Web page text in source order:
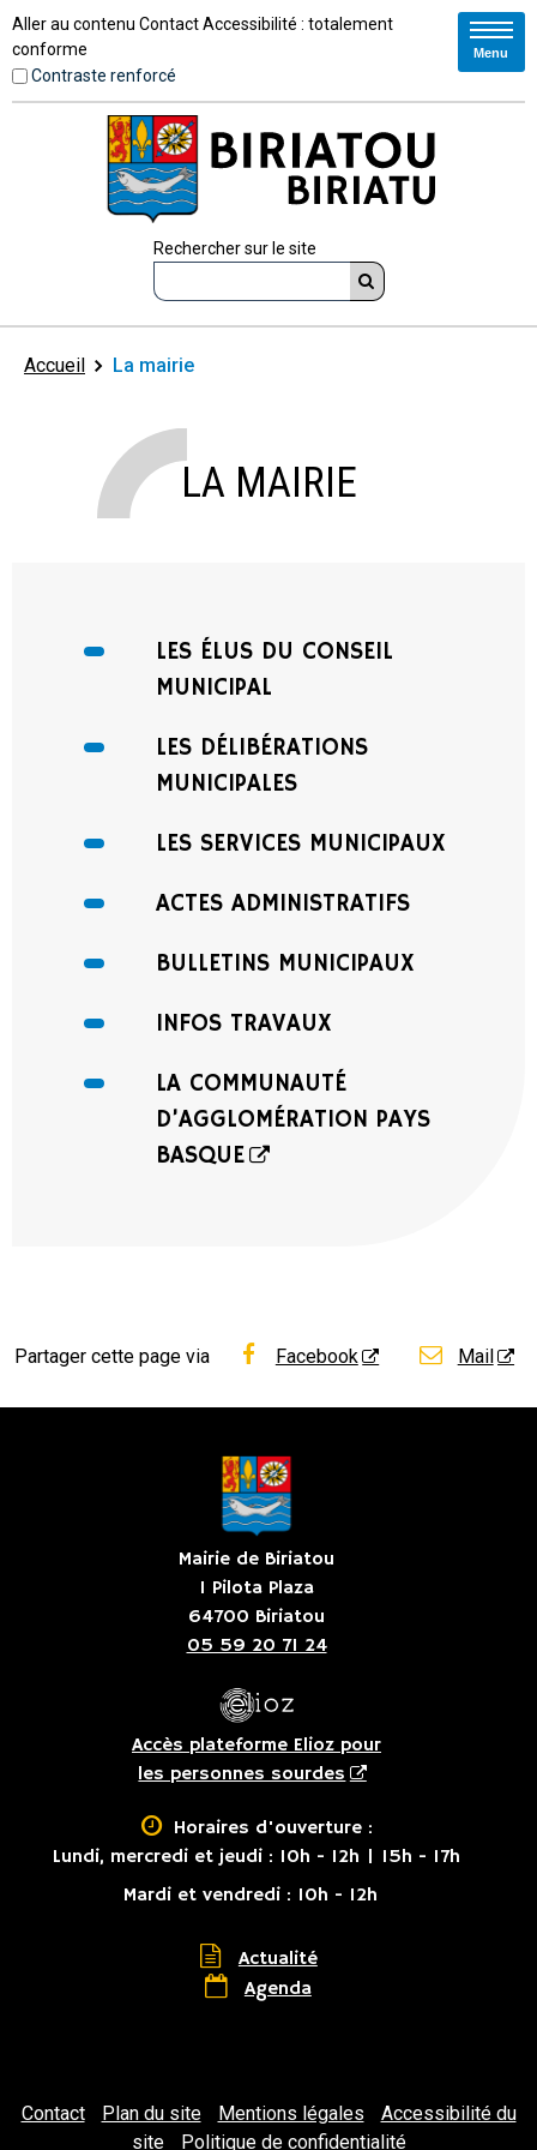
Aller au contenu ContactAccessibilité : totalement
conforme
Contraste renforcé
Rechercher sur le site
Menu
Accueil La mairie
LA MAIRIE
LES ÉLUS DU CONSEIL
MUNICIPAL
LES DÉLIBÉRATIONS
MUNICIPALES
LES SERVICES MUNICIPAUX
ACTES ADMINISTRATIFS
BULLETINS MUNICIPAUX
INFOS TRAVAUX
LA COMMUNAUTÉ
D’AGGLOMÉRATION PAYS
BASQUE
Partager cette page via Facebook Mail
Mairie de Biriatou
1 Pilota Plaza
64700 Biriatou
05 59 20 71 24
Accès plateforme Elioz pour
les personnes sourdes
 Horaires d'ouverture :
Lundi, mercredi et jeudi : 10h - 12h | 15h - 17h
Mardi et vendredi : 10h - 12h

Actualité

Agenda
Contact Plan du site Mentions légales
Accessibilité du
site
Politique de confidentialité